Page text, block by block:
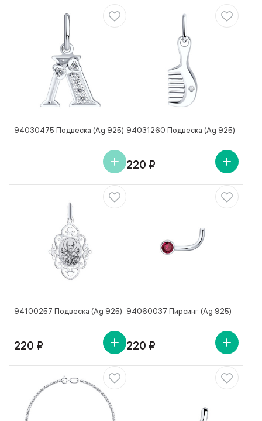
94030475 Подвеска (Ag 925) 94031260 Подвеска (Ag 925)
220 ₽
94100257 Подвеска (Ag 925)
220 ₽
94060037 Пирсинг (Ag 925)
220 ₽